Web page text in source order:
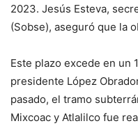
2023. Jesús Esteva,
(Sobse), aseguró que la
Este plazo excede en un
presidente López
pasado, el tramo
Mixcoac y Atlalilco fue